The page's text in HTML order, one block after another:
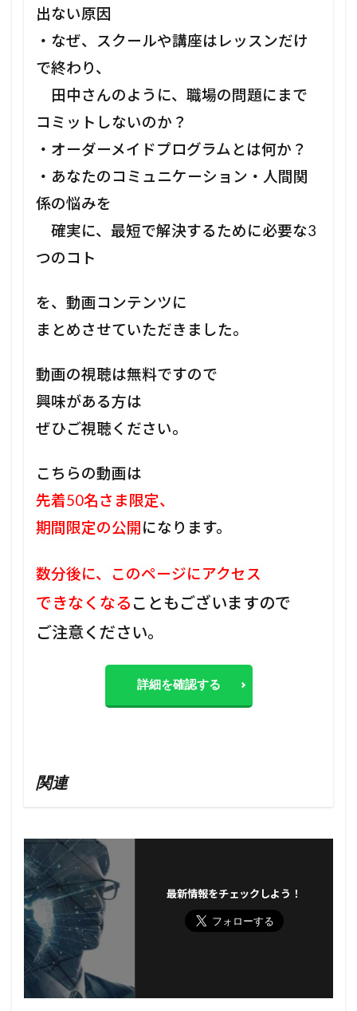
出ない原因
・なぜ、スクールや講座はレッスンだけ
で終わり、
田中さんのように、職場の問題にまで
コミットしないのか？
・オーダーメイドプログラムとは何か？
・あなたのコミュニケーション・人間関
係の悩みを
確実に、最短で解決するために必要な3
つのコト
を、動画コンテンツに
まとめさせていただきました。
動画の視聴は無料ですので
興味がある方は
ぜひご視聴ください。
こちらの動画は
先着50名さま限定、
期間限定の公開 になります。
数分後に、このページにアクセス
できなくなる こともございますので
ご注意ください。
詳細を確認する
関連
最新情報をチェックしよう！